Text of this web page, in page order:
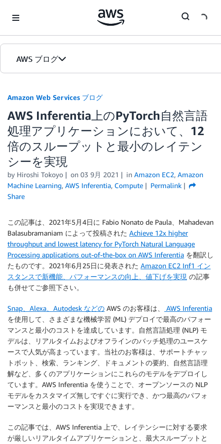
AWS ブログ
カテゴリ
エディション
Amazon Web Services ブログ
AWS Inferentia上のPyTorch自然言語
処理アプリケーションにおいて、12
倍のスループットと最小のレイテン
シーを実現
by Hiroshi Tokoyo on 03 9月 2021 in Amazon EC2, Amazon
Machine Learning, AWS Inferentia, Compute
Permalink
Share
この記事は、2021年5月4日に Fabio Nonato de Paula、Mahadevan
Balasubramaniam によって投稿された Achieve 12x higher
throughput and lowest latency for PyTorch Natural Language
Processing applications out-of-the-box on AWS Inferentia を翻訳し
たものです。2021年6月25日に発表された Amazon EC2 Inf1 イン
スタンスで新機能、パフォーマンスの向上、値下げを実現 の記事
も併せてご参照下さい。
Snap、Alexa、Autodesk などの AWS のお客様は、
AWS Inferentia
を使用して、さまざまな機械学習 (ML) デプロイで最高のパフォー
マンスと最小のコストを達成しています。自然言語処理 (NLP) モ
デルは、リアルタイムおよびオフラインのバッチ処理のユースケ
ースで人気が高まっています。当社のお客様は、サポートチャッ
トボット、検索、ランキング、ドキュメントの要約、自然言語理
解など、多くのアプリケーションにこれらのモデルをデプロイし
ています。AWS Inferentia を使うことで、オープンソースの NLP
モデルをカスタマイズ無しですぐに実行でき、かつ最高のパフォ
ーマンスと最小のコストを実現できます。
この記事では、AWS Inferentia 上で、レイテンシーに対する要求
が厳しいリアルタイムアプリケーションと、最大スループットと